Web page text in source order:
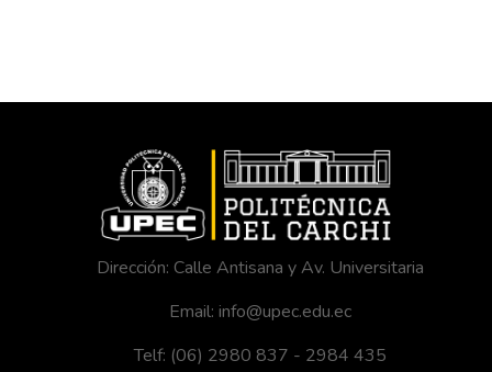
Dirección: Calle Antisana y Av. Universitaria
Email: info@upec.edu.ec
Telf: (06) 2980 837 - 2984 435